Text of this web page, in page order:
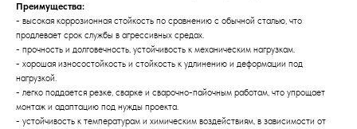
Преимущества:
- высокая коррозионная стойкость по сравнению с обычной сталью, что
продлевает срок службы в агрессивных средах.
- прочность и долговечность, устойчивость к механическим нагрузкам.
- хорошая износостойкость и стойкость к удлинению и деформации под
нагрузкой.
- легко поддается резке, сварке и сварочно-пайочным работам, что упрощает
монтаж и адаптацию под нужды проекта.
- устойчивость к температурам и химическим воздействиям, в зависимости от